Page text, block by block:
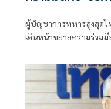
ผู้บัญชาการทหารสูงสุดไ
เดินหน้าขยายความร่วม